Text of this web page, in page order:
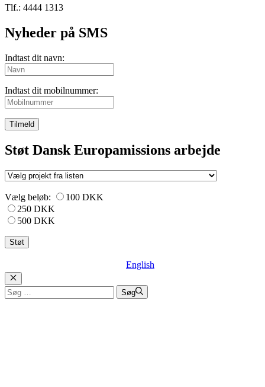
Tlf.: 4444 1313
Nyheder på SMS
Indtast dit navn:
Indtast dit mobilnummer:
Tilmeld
Støt Dansk Europamissions arbejde
Vælg beløb:
100 DKK
250 DKK
500 DKK
English
Luk
Søg
efter:
Søg